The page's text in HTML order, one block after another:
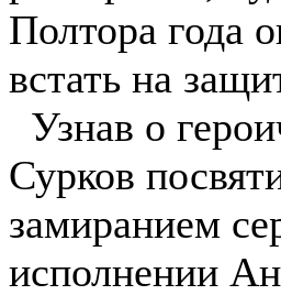
Полтора года
встать на
Узнав о
Сурков
замиранием
исполнении